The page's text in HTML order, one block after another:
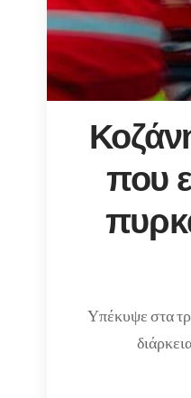
που
Υπέκυψε στα